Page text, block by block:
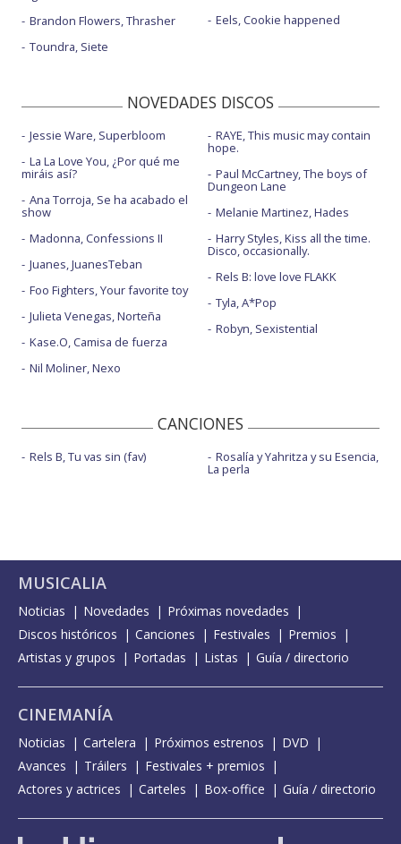
Brandon Flowers, Thrasher
Toundra, Siete
Eels, Cookie happened
NOVEDADES DISCOS
Jessie Ware, Superbloom
La La Love You, ¿Por qué me
miráis así?
Ana Torroja, Se ha acabado el
show
Madonna, Confessions II
Juanes, JuanesTeban
Foo Fighters, Your favorite toy
Julieta Venegas, Norteña
Kase.O, Camisa de fuerza
Nil Moliner, Nexo
RAYE, This music may contain
hope.
Paul McCartney, The boys of
Dungeon Lane
Melanie Martinez, Hades
Harry Styles, Kiss all the time.
Disco, occasionally.
Rels B: love love FLAKK
Tyla, A*Pop
Robyn, Sexistential
CANCIONES
Rels B, Tu vas sin (fav) Rosalía y Yahritza y su Esencia,
La perla
MUSICALIA
Noticias Novedades
Próximas novedades
Discos históricos
Canciones Festivales
Premios
Artistas y grupos
Portadas Listas Guía / directorio
CINEMANÍA
Noticias Cartelera Próximos estrenos
DVD
Avances
Tráilers
Festivales + premios
Actores y actrices
Carteles Box-office Guía / directorio